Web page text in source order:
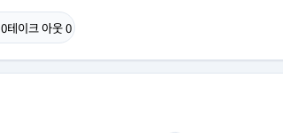
0테이크 아웃0